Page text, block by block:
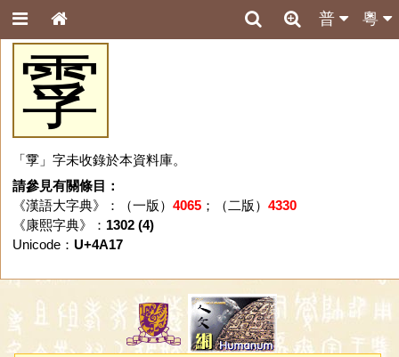
粵
普
䨗
「䨗」字未收錄於本資料庫。
請參見有關條目：
《漢語大字典》：（一版） 4065；（二版） 4330
《康熙字典》： 1302 (4)
Unicode： U+4A17